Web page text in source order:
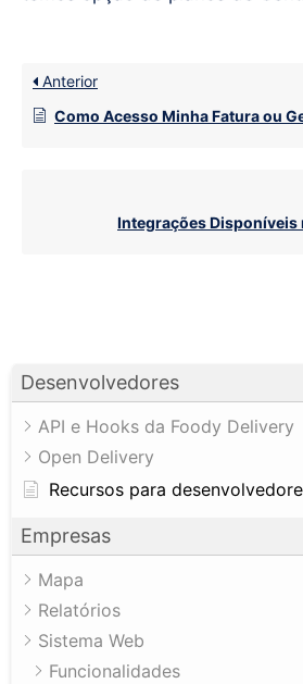
Desenvolvedores
API e Hooks da Foody Delivery
Open Delivery
Recursos para
Empresas
Mapa
Relatórios
Sistema Web
Funcionalidades
Anterior
Como Acesso Minha Fatura ou
Integrações Disponíveis